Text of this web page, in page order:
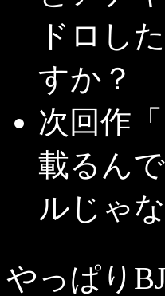
ドロし
すか？
次回作
載るん
ルじゃ
やっぱり